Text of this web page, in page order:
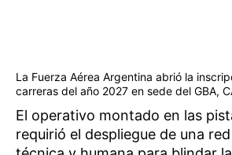
La Fuerza Aérea Argentina abrió la
carreras del año 2027 en sede del GBA,
El operativo montado en las
requirió el despliegue de una